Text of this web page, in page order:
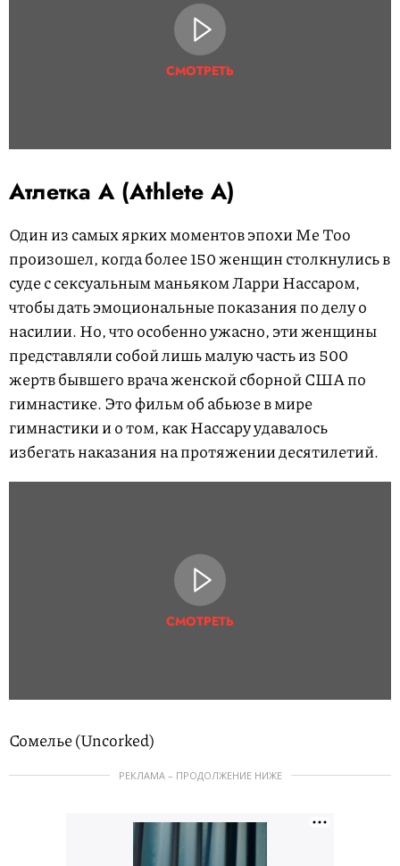
СМОТРЕТЬ
Атлетка А (Athlete A)
Один из самых ярких моментов эпохи Me Too
произошел, когда более 150 женщин столкнулись в
суде с сексуальным маньяком Ларри Нассаром,
чтобы дать эмоциональные показания по делу о
насилии. Но, что особенно ужасно, эти женщины
представляли собой лишь малую часть из 500
жертв бывшего врача женской сборной США по
гимнастике. Это фильм об абьюзе в мире
гимнастики и о том, как Нассару удавалось
избегать наказания на протяжении десятилетий.
СМОТРЕТЬ
Сомелье (Uncorked)
РЕКЛАМА – ПРОДОЛЖЕНИЕ НИЖЕ